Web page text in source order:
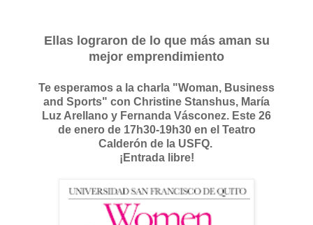
Ellas lograron de lo que más aman su
mejor emprendimiento
Te esperamos a la charla "Woman, Business
and Sports" con Christine Stanshus, María
Luz Arellano y Fernanda Vásconez. Este 26
de enero de 17h30-19h30 en el Teatro
Calderón de la USFQ.
¡Entrada libre!